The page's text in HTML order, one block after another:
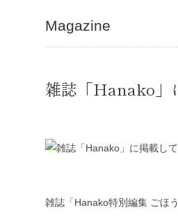
Magazine
雑誌「Hanako」
雑誌「Hanako特別編集 ごほ